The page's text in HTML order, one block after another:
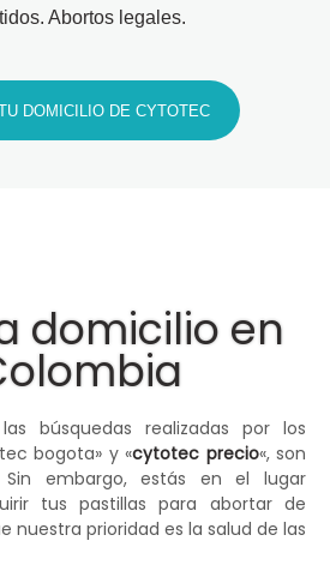
Abortos legales.
DOMICILIO DE CYTOTEC
domicilio en
búsquedas realizadas por los
bogota» y «cytotec precio«, son
Sin embargo, estás en el lugar
tus pastillas para abortar de
nuestra prioridad es la salud de las